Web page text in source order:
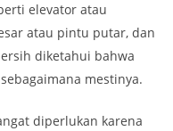
elevator atau
atau pintu putar, dan
diketahui bahwa
mestinya.
diperlukan karena